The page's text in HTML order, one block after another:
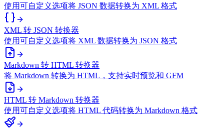
使用可自定义选项将 JSON 数据转换为 XML 格式
XML 转 JSON 转换器
使用可自定义选项将 XML 数据转换为 JSON 格式
Markdown 转 HTML 转换器
将 Markdown 转换为 HTML，支持实时预览和 GFM
HTML 转 Markdown 转换器
使用可自定义选项将 HTML 代码转换为 Markdown 格式